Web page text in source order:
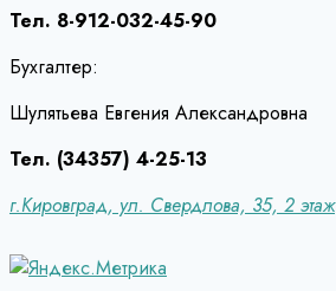
Тел. 8-912-032-45-90
Бухгалтер:
Шулятьева Евгения Александровна
Тел. (34357) 4-25-13
г.Кировград, ул. Свердлова, 35, 2 этаж